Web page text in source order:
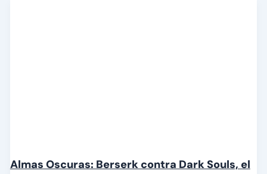
Almas Oscuras: Berserk contra Dark Souls, el